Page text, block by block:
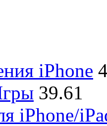
iPhone
39.61
iPhone/